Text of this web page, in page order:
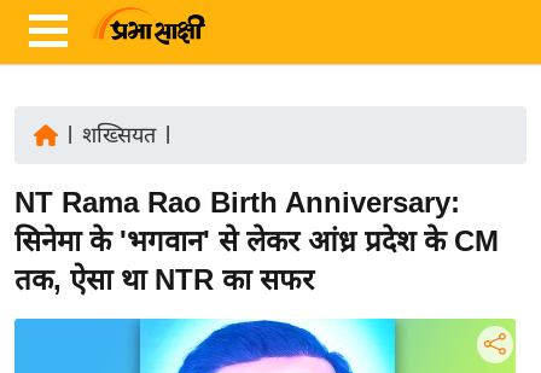
ज़ा
ख
र
शख्सियत|
NT Rama Rao Birth Anniversary:
सिनेमा के 'भगवान' से लेकर आंध्र प्रदेश के CM
तक, ऐसा था NTR का सफर